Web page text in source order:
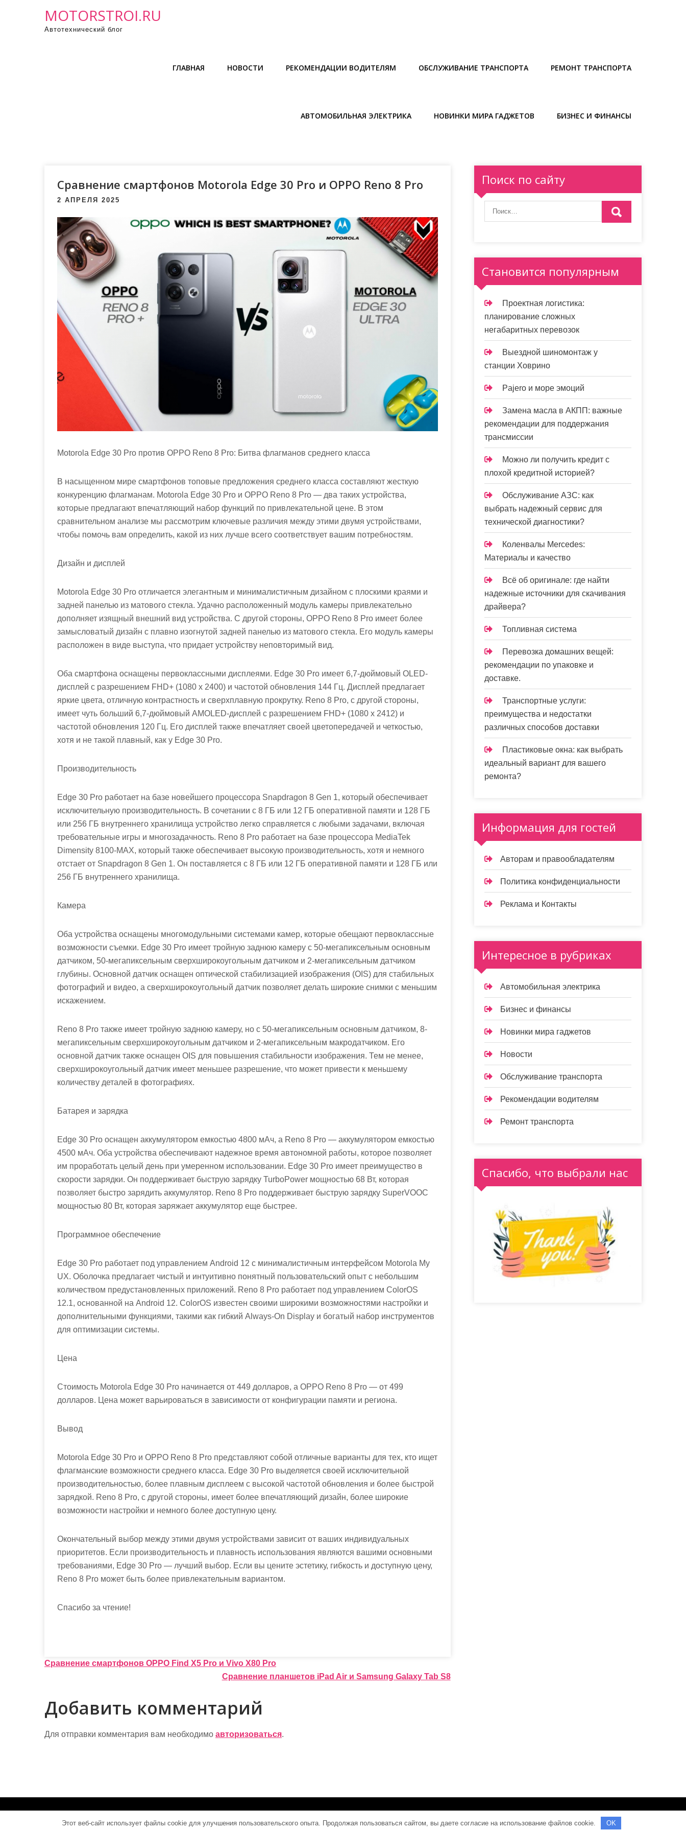
MOTORSTROI.RU
Автотехнический блог
ГЛАВНАЯ НОВОСТИ РЕКОМЕНДАЦИИ ВОДИТЕЛЯМ ОБСЛУЖИВАНИЕ ТРАНСПОРТА РЕМОНТ ТРАНСПОРТА
АВТОМОБИЛЬНАЯ ЭЛЕКТРИКА НОВИНКИ МИРА ГАДЖЕТОВ БИЗНЕС И ФИНАНСЫ
Сравнение смартфонов Motorola Edge 30 Pro и OPPO Reno 8 Pro
2 АПРЕЛЯ 2025
Motorola Edge 30 Pro против OPPO Reno 8 Pro: Битва флагманов среднего класса
В насыщенном мире смартфонов топовые предложения среднего класса составляют жесткую
конкуренцию флагманам. Motorola Edge 30 Pro и OPPO Reno 8 Pro — два таких устройства,
которые предлагают впечатляющий набор функций по привлекательной цене. В этом
сравнительном анализе мы рассмотрим ключевые различия между этими двумя устройствами,
чтобы помочь вам определить, какой из них лучше всего соответствует вашим потребностям.
Дизайн и дисплей
Motorola Edge 30 Pro отличается элегантным и минималистичным дизайном с плоскими краями и
задней панелью из матового стекла. Удачно расположенный модуль камеры привлекательно
дополняет изящный внешний вид устройства. С другой стороны, OPPO Reno 8 Pro имеет более
замысловатый дизайн с плавно изогнутой задней панелью из матового стекла. Его модуль камеры
расположен в виде выступа, что придает устройству неповторимый вид.
Оба смартфона оснащены первоклассными дисплеями. Edge 30 Pro имеет 6,7-дюймовый OLED-
дисплей с разрешением FHD+ (1080 x 2400) и частотой обновления 144 Гц. Дисплей предлагает
яркие цвета, отличную контрастность и сверхплавную прокрутку. Reno 8 Pro, с другой стороны,
имеет чуть больший 6,7-дюймовый AMOLED-дисплей с разрешением FHD+ (1080 x 2412) и
частотой обновления 120 Гц. Его дисплей также впечатляет своей цветопередачей и четкостью,
хотя и не такой плавный, как у Edge 30 Pro.
Производительность
Edge 30 Pro работает на базе новейшего процессора Snapdragon 8 Gen 1, который обеспечивает
исключительную производительность. В сочетании с 8 ГБ или 12 ГБ оперативной памяти и 128 ГБ
или 256 ГБ внутреннего хранилища устройство легко справляется с любыми задачами, включая
требовательные игры и многозадачность. Reno 8 Pro работает на базе процессора MediaTek
Dimensity 8100-MAX, который также обеспечивает высокую производительность, хотя и немного
отстает от Snapdragon 8 Gen 1. Он поставляется с 8 ГБ или 12 ГБ оперативной памяти и 128 ГБ или
256 ГБ внутреннего хранилища.
Камера
Оба устройства оснащены многомодульными системами камер, которые обещают первоклассные
возможности съемки. Edge 30 Pro имеет тройную заднюю камеру с 50-мегапиксельным основным
датчиком, 50-мегапиксельным сверхширокоугольным датчиком и 2-мегапиксельным датчиком
глубины. Основной датчик оснащен оптической стабилизацией изображения (OIS) для стабильных
фотографий и видео, а сверхширокоугольный датчик позволяет делать широкие снимки с меньшим
искажением.
Reno 8 Pro также имеет тройную заднюю камеру, но с 50-мегапиксельным основным датчиком, 8-
мегапиксельным сверхширокоугольным датчиком и 2-мегапиксельным макродатчиком. Его
основной датчик также оснащен OIS для повышения стабильности изображения. Тем не менее,
сверхширокоугольный датчик имеет меньшее разрешение, что может привести к меньшему
количеству деталей в фотографиях.
Батарея и зарядка
Edge 30 Pro оснащен аккумулятором емкостью 4800 мАч, а Reno 8 Pro — аккумулятором емкостью
4500 мАч. Оба устройства обеспечивают надежное время автономной работы, которое позволяет
им проработать целый день при умеренном использовании. Edge 30 Pro имеет преимущество в
скорости зарядки. Он поддерживает быструю зарядку TurboPower мощностью 68 Вт, которая
позволяет быстро зарядить аккумулятор. Reno 8 Pro поддерживает быструю зарядку SuperVOOC
мощностью 80 Вт, которая заряжает аккумулятор еще быстрее.
Программное обеспечение
Edge 30 Pro работает под управлением Android 12 с минималистичным интерфейсом Motorola My
UX. Оболочка предлагает чистый и интуитивно понятный пользовательский опыт с небольшим
количеством предустановленных приложений. Reno 8 Pro работает под управлением ColorOS
12.1, основанной на Android 12. ColorOS известен своими широкими возможностями настройки и
дополнительными функциями, такими как гибкий Always-On Display и богатый набор инструментов
для оптимизации системы.
Цена
Стоимость Motorola Edge 30 Pro начинается от 449 долларов, а OPPO Reno 8 Pro — от 499
долларов. Цена может варьироваться в зависимости от конфигурации памяти и региона.
Вывод
Motorola Edge 30 Pro и OPPO Reno 8 Pro представляют собой отличные варианты для тех, кто ищет
флагманские возможности среднего класса. Edge 30 Pro выделяется своей исключительной
производительностью, более плавным дисплеем с высокой частотой обновления и более быстрой
зарядкой. Reno 8 Pro, с другой стороны, имеет более впечатляющий дизайн, более широкие
возможности настройки и немного более доступную цену.
Окончательный выбор между этими двумя устройствами зависит от ваших индивидуальных
приоритетов. Если производительность и плавность использования являются вашими основными
требованиями, Edge 30 Pro — лучший выбор. Если вы цените эстетику, гибкость и доступную цену,
Reno 8 Pro может быть более привлекательным вариантом.
Спасибо за чтение!
Н
в
и
г
и
я
Сравнение смартфонов OPPO Find X5 Pro и Vivo X80 Pro
Сравнение планшетов iPad Air и Samsung Galaxy Tab S8
Добавить комментарий
Для отправки комментария вам необходимо авторизоваться.
Поиск по сайту
Становится популярным
Проектная логистика:
планирование сложных
негабаритных перевозок
Выездной шиномонтаж у
станции Ховрино
Pajero и море эмоций
Замена масла в АКПП: важные
рекомендации для поддержания
трансмиссии
Можно ли получить кредит с
плохой кредитной историей?
Обслуживание АЗС: как
выбрать надежный сервис для
технической диагностики?
Коленвалы Mercedes:
Материалы и качество
Всё об оригинале: где найти
надежные источники для скачивания
драйвера?
Топливная система
Перевозка домашних вещей:
рекомендации по упаковке и
доставке.
Транспортные услуги:
преимущества и недостатки
различных способов доставки
Пластиковые окна: как выбрать
идеальный вариант для вашего
ремонта?
Информация для гостей
Авторам и правообладателям
Политика конфиденциальности
Реклама и Контакты
Интересное в рубриках
Автомобильная электрика
Бизнес и финансы
Новинки мира гаджетов
Новости
Обслуживание транспорта
Рекомендации водителям
Ремонт транспорта
Спасибо, что выбрали нас
Тема от Grace Themes
Этот веб-сайт использует файлы cookie для улучшения пользовательского опыта. Продолжая пользоваться сайтом, вы даете согласие на использование файлов cookie. OK